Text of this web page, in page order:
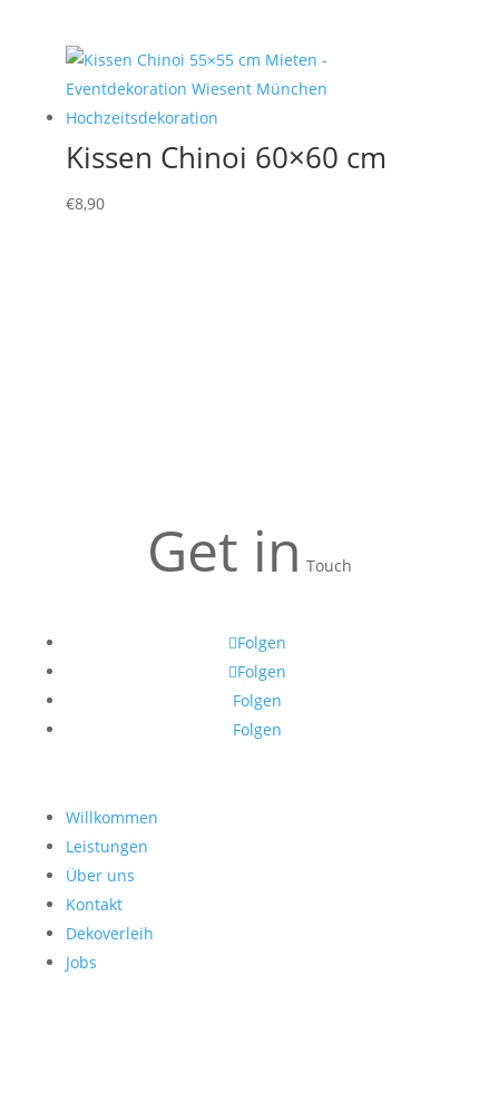
Kissen Chinoi 60×60 cm
€8,90
Get in Touch
Folgen
Folgen
Folgen
Folgen
Willkommen
Leistungen
Über uns
Kontakt
Dekoverleih
Jobs